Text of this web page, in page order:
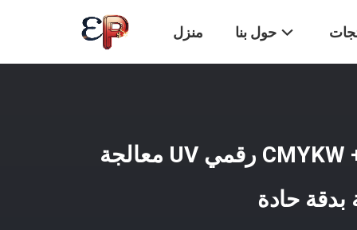
منزل حول بنا
CMYKW + Vanish 500ml LED رقمي UV معالجة
بدقة حادة